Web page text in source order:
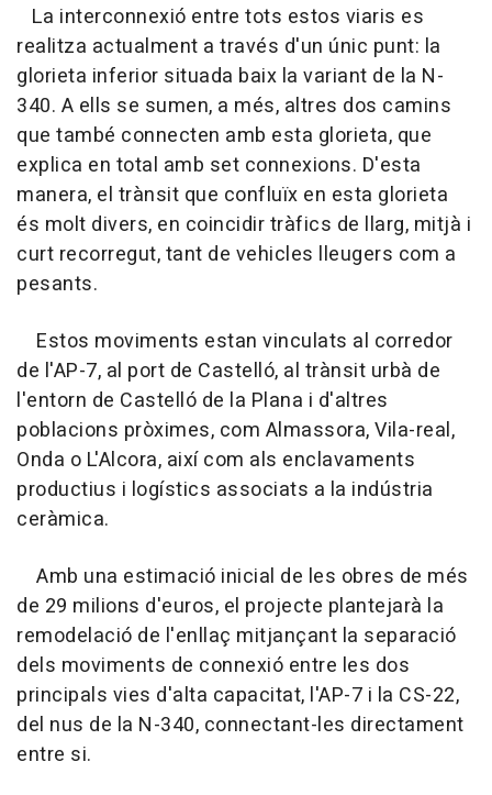
La interconnexió entre tots estos viaris es
realitza actualment a través d'un únic punt: la
glorieta inferior situada baix la variant de la N-
340. A ells se sumen, a més, altres dos camins
que també connecten amb esta glorieta, que
explica en total amb set connexions. D'esta
manera, el trànsit que confluïx en esta glorieta
és molt divers, en coincidir tràfics de llarg, mitjà i
curt recorregut, tant de vehicles lleugers com a
pesants.
Estos moviments estan vinculats al corredor
de l'AP-7, al port de Castelló, al trànsit urbà de
l'entorn de Castelló de la Plana i d'altres
poblacions pròximes, com Almassora, Vila-real,
Onda o L'Alcora, així com als enclavaments
productius i logístics associats a la indústria
ceràmica.
Amb una estimació inicial de les obres de més
de 29 milions d'euros, el projecte plantejarà la
remodelació de l'enllaç mitjançant la separació
dels moviments de connexió entre les dos
principals vies d'alta capacitat, l'AP-7 i la CS-22,
del nus de la N-340, connectant-les directament
entre si.